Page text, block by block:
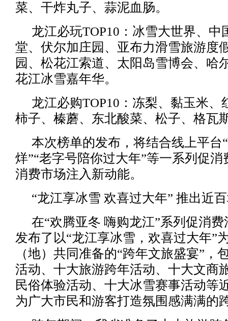
菜、干炸丸子、蒜泥血肠。
龙江必玩TOP10：冰雪大世界、中
堂、伏尔加庄园、亚布力滑雪旅游度
园、松花江索道、太阳岛雪博会、哈
花江冰雪嘉年华。
龙江必购TOP10：冻梨、黏玉米、
柿子、榛蘑、东北酸菜、松子、格瓦
本次榜单的发布，将结合线上平台
烊”“老字号陪你过大年”等一系列促
消费市场注入新动能。
“龙江享冰雪 欢喜过大年” 推出近
在“欢腾亚冬 嗨购龙江”系列促消
发布了以“龙江享冰雪，欢喜过大年”
（地）共同准备的“跨年文旅盛宴”，
活动、十大旅游跨年活动、十大文商
民俗体验活动、十大冰雪赛事活动等
为广大市民和游客打造氛围感满满的